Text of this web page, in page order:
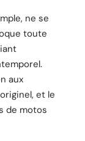
ne se
toute
aux
et le
de motos